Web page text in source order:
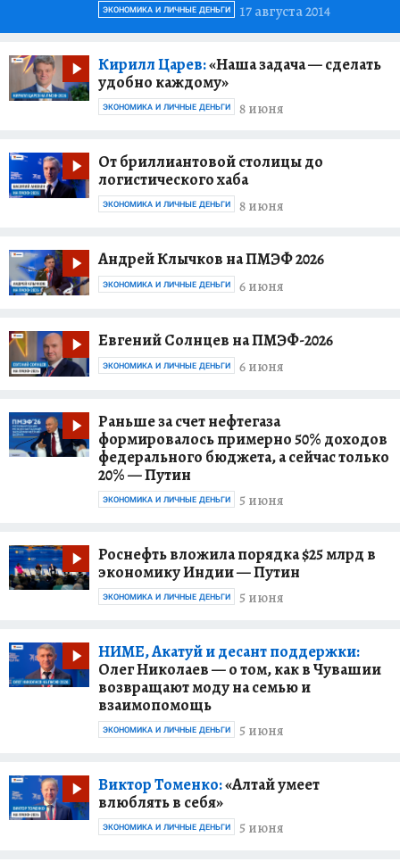
17 августа 2014
ЭКОНОМИКА И ЛИЧНЫЕ ДЕНЬГИ
Кирилл Царев:«Наша задача — сделать
удобно каждому»
8 июня
ЭКОНОМИКА И ЛИЧНЫЕ ДЕНЬГИ
От бриллиантовой столицы до
логистического хаба
8 июня
ЭКОНОМИКА И ЛИЧНЫЕ ДЕНЬГИ
Андрей Клычков на ПМЭФ 2026
6 июня
ЭКОНОМИКА И ЛИЧНЫЕ ДЕНЬГИ
Евгений Солнцев на ПМЭФ-2026
6 июня
ЭКОНОМИКА И ЛИЧНЫЕ ДЕНЬГИ
Раньше за счет нефтегаза
формировалось примерно 50% доходов
федерального бюджета, а сейчас только
20% — Путин
5 июня
ЭКОНОМИКА И ЛИЧНЫЕ ДЕНЬГИ
Роснефть вложила порядка $25 млрд в
экономику Индии — Путин
5 июня
ЭКОНОМИКА И ЛИЧНЫЕ ДЕНЬГИ
НИМЕ, Акатуй и десант поддержки:
Олег Николаев — о том, как в Чувашии
возвращают моду на семью и
взаимопомощь
5 июня
ЭКОНОМИКА И ЛИЧНЫЕ ДЕНЬГИ
Виктор Томенко:«Алтай умеет
влюблять в себя»
5 июня
ЭКОНОМИКА И ЛИЧНЫЕ ДЕНЬГИ